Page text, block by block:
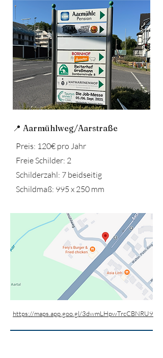
📍 Aarmühlweg/Aarstraße
Preis: 120€ pro Jahr
Freie Schilder: 2
Schilderzahl: 7 beidseitig
Schildmaß: 995 x 250 mm
https://maps.app.goo.gl/3dwmLHpwTrcCBNRU9